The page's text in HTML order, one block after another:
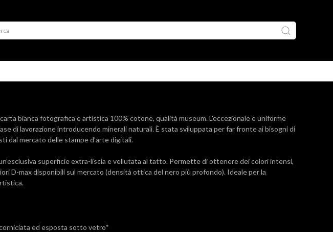
bianca fotografica e artistica 100% cotone, qualità museum. L’eccezionale e uniforme
di lavorazione introducendo minerali naturali. È stata sviluppata per far fronte ai bisogni di
dal mercato delle stampe d’arte digitali.
superficie extra-liscia e vellutata al tatto. Permette di ottenere dei colori intensi,
D-max disponibili sul mercato (densità ottica del nero più profondo). Ideale per la
ed esposta sotto vetro*